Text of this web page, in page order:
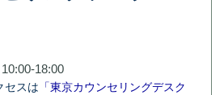
18:00
セスは 「東京カウンセリングデスク